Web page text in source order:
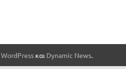
WordPressκαι Dynamic News.